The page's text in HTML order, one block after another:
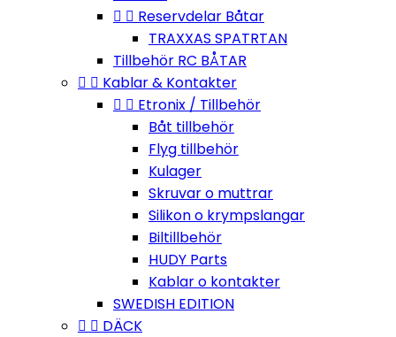
  Reservdelar Båtar
TRAXXAS SPATRTAN
Tillbehör RC BÅTAR
  Kablar & Kontakter
  Etronix / Tillbehör
Båt tillbehör
Flyg tillbehör
Kulager
Skruvar o muttrar
Silikon o krympslangar
Biltillbehör
HUDY Parts
Kablar o kontakter
SWEDISH EDITION
  DÄCK